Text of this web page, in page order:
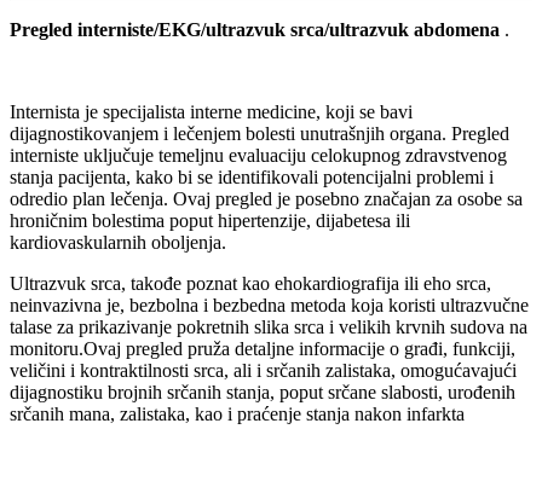
Pregled interniste/EKG/ultrazvuk srca/ultrazvuk abdomena .
Internista je specijalista interne medicine, koji se bavi
dijagnostikovanjem i lečenjem bolesti unutrašnjih organa. Pregled
interniste uključuje temeljnu evaluaciju celokupnog zdravstvenog
stanja pacijenta, kako bi se identifikovali potencijalni problemi i
odredio plan lečenja. Ovaj pregled je posebno značajan za osobe sa
hroničnim bolestima poput hipertenzije, dijabetesa ili
kardiovaskularnih oboljenja.
Ultrazvuk srca, takođe poznat kao ehokardiografija ili eho srca,
neinvazivna je, bezbolna i bezbedna metoda koja koristi ultrazvučne
talase za prikazivanje pokretnih slika srca i velikih krvnih sudova na
monitoru.Ovaj pregled pruža detaljne informacije o građi, funkciji,
veličini i kontraktilnosti srca, ali i srčanih zalistaka, omogućavajući
dijagnostiku brojnih srčanih stanja, poput srčane slabosti, urođenih
srčanih mana, zalistaka, kao i praćenje stanja nakon infarkta